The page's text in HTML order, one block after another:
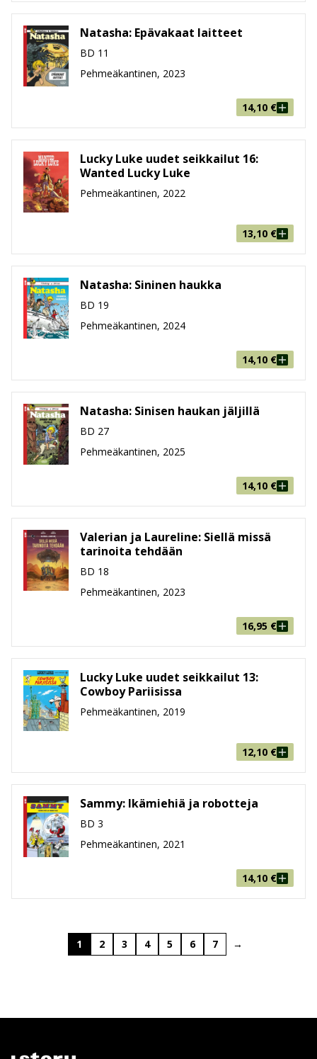
Natasha: Epävakaat laitteet
BD 11
Pehmeäkantinen, 2023
14,10 €
Lucky Luke uudet seikkailut 16:
Wanted Lucky Luke
Pehmeäkantinen, 2022
13,10 €
Natasha: Sininen haukka
BD 19
Pehmeäkantinen, 2024
14,10 €
Natasha: Sinisen haukan jäljillä
BD 27
Pehmeäkantinen, 2025
14,10 €
Valerian ja Laureline: Siellä missä
tarinoita tehdään
BD 18
Pehmeäkantinen, 2023
16,95 €
Lucky Luke uudet seikkailut 13:
Cowboy Pariisissa
Pehmeäkantinen, 2019
12,10 €
Sammy: Ikämiehiä ja robotteja
BD 3
Pehmeäkantinen, 2021
14,10 €
1 2 3 4 5 6 7 →